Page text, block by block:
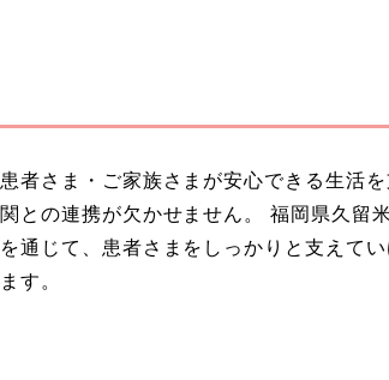
患者さま・ご家族さまが安心できる生活
関との連携が欠かせません。 福岡県久留
を通じて、患者さまをしっかりと支えて
ます。